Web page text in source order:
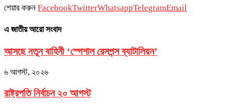
শেয়ার করুন FacebookTwitterWhatsappTelegramEmail
এ জাতীয় আরো সংবাদ
আসছে নতুন বাহিনী ‘স্পেশাল রেসপন্স ব্যাটালিয়ন’
৬ আগস্ট, ২০২৬
রাষ্ট্রপতি নির্বাচন ২০ আগস্ট